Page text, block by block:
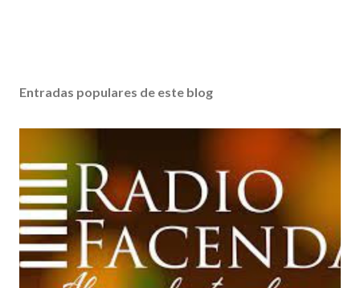
Entradas populares de este blog